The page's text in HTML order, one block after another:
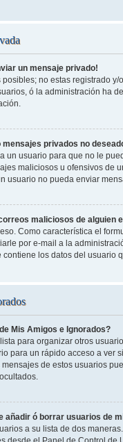
un mensaje privado!
posibles; no estas registrado
ó la administración ha
mensajes privados no
un usuario para que no le
maliciosos u ofensivos de
usuario no pueda enviar
maliciosos de alguien
Como característica el
por e-mail a la
contiene los datos del usuario
Mis Amigos e Ignorados?
para organizar otros
para un rápido acceso a ver
de estos usuarios
añadir ó borrar usuarios de
a su lista de dos